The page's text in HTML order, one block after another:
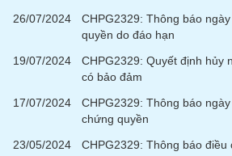
26/07/2024
CHPG2329: Thông báo
quyền do đáo hạn
19/07/2024
CHPG2329: Quyết định hủy
có bảo đảm
17/07/2024
CHPG2329: Thông báo
chứng quyền
23/05/2024
CHPG2329: Thông báo điều